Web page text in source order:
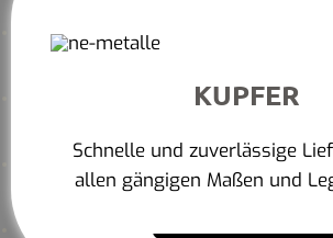
KUPFER
Schnelle und zuverlässige
allen gängigen Maßen und